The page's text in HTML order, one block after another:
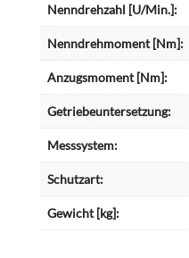
Nenndrehzahl [U/Min.]:
Nenndrehmoment [Nm]:
Anzugsmoment [Nm]:
Getriebeuntersetzung:
Messsystem:
Schutzart:
Gewicht [kg]: